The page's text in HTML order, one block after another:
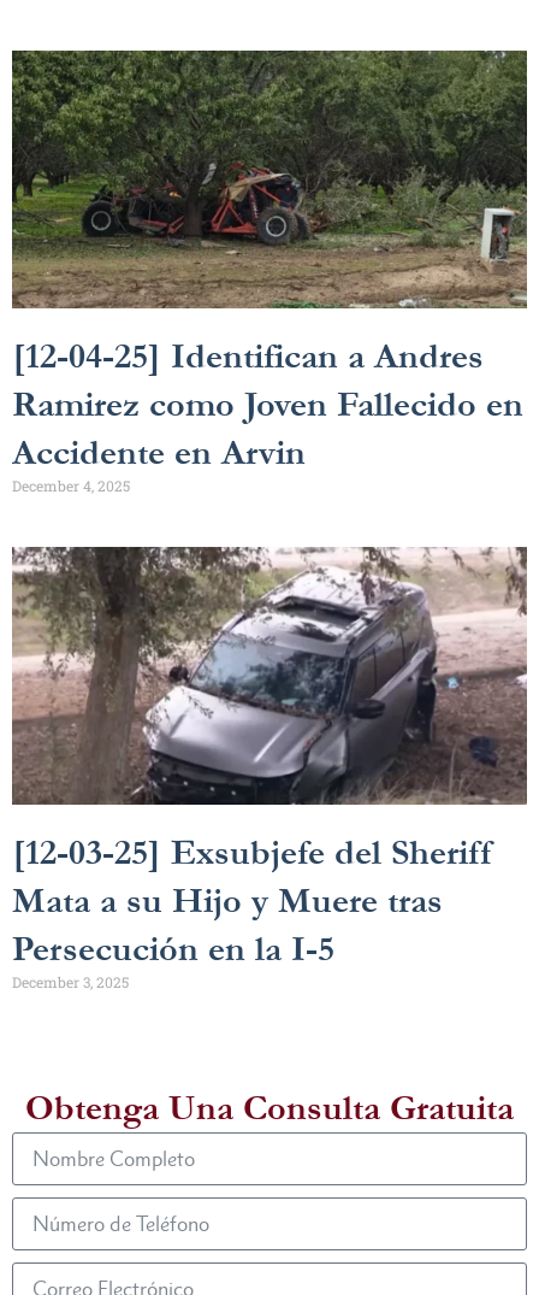
[12-04-25] Identifican a Andres
Ramirez como Joven Fallecido en
Accidente en Arvin
December 4, 2025
[12-03-25] Exsubjefe del Sheriff
Mata a su Hijo y Muere tras
Persecución en la I-5
December 3, 2025
Obtenga Una Consulta Gratuita